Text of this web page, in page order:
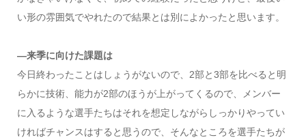
い形の雰囲気でやれたので結果とは別によかったと思います。
―来季に向けた課題は
今日終わったことはしょうがないので、2部と3部を比べると明
らかに技術、能力が2部のほうが上がってくるので、メンバー
に入るような選手たちはそれを想定しながらしっかりやってい
ければチャンスはすると思うので、そんなところを選手たちが